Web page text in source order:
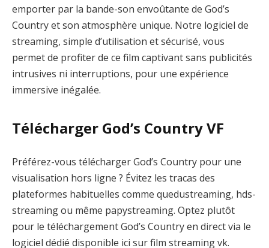
emporter par la bande-son envoûtante de God’s
Country et son atmosphère unique. Notre logiciel de
streaming, simple d’utilisation et sécurisé, vous
permet de profiter de ce film captivant sans publicités
intrusives ni interruptions, pour une expérience
immersive inégalée.
Télécharger God’s Country VF
Préférez-vous télécharger God’s Country pour une
visualisation hors ligne ? Évitez les tracas des
plateformes habituelles comme quedustreaming, hds-
streaming ou même papystreaming. Optez plutôt
pour le téléchargement God’s Country en direct via le
logiciel dédié disponible ici sur film streaming vk.